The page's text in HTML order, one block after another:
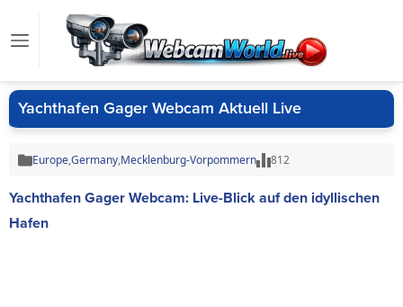
Yachthafen Gager Webcam Aktuell Live
Europe,Germany,Mecklenburg-Vorpommern 812
Yachthafen Gager Webcam: Live-Blick auf den idyllischen
Hafen